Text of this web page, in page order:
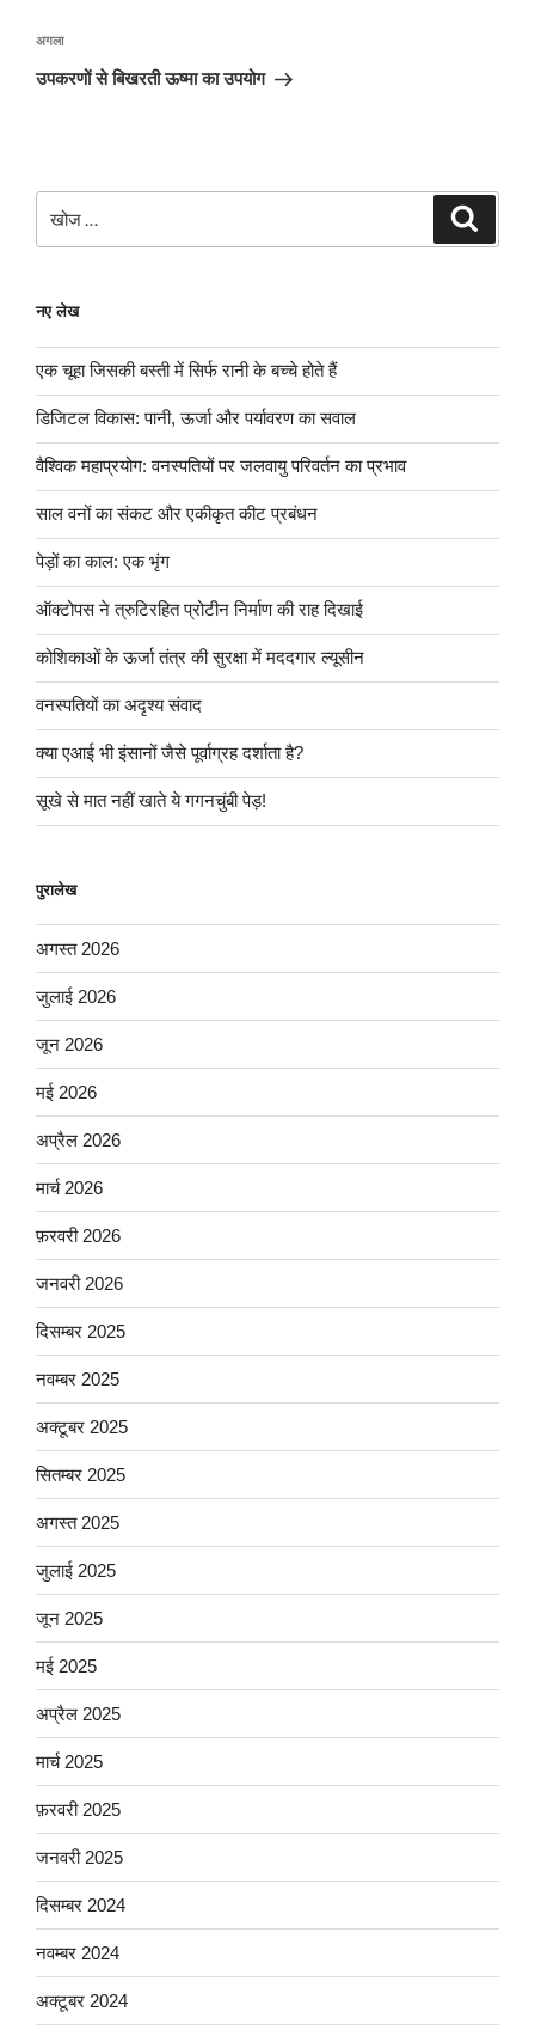
अगली
पोस्ट
अगला
उपकरणों से बिखरती ऊष्मा का उपयोग
खोजे
नए लेख
एक चूहा जिसकी बस्ती में सिर्फ रानी के बच्चे होते हैं
डिजिटल विकास: पानी, ऊर्जा और पर्यावरण का सवाल
वैश्विक महाप्रयोग: वनस्पतियों पर जलवायु परिवर्तन का प्रभाव
साल वनों का संकट और एकीकृत कीट प्रबंधन
पेड़ों का काल: एक भृंग
ऑक्टोपस ने त्रुटिरहित प्रोटीन निर्माण की राह दिखाई
कोशिकाओं के ऊर्जा तंत्र की सुरक्षा में मददगार ल्यूसीन
वनस्पतियों का अदृश्य संवाद
क्या एआई भी इंसानों जैसे पूर्वाग्रह दर्शाता है?
सूखे से मात नहीं खाते ये गगनचुंबी पेड़!
पुरालेख
अगस्त 2026
जुलाई 2026
जून 2026
मई 2026
अप्रैल 2026
मार्च 2026
फ़रवरी 2026
जनवरी 2026
दिसम्बर 2025
नवम्बर 2025
अक्टूबर 2025
सितम्बर 2025
अगस्त 2025
जुलाई 2025
जून 2025
मई 2025
अप्रैल 2025
मार्च 2025
फ़रवरी 2025
जनवरी 2025
दिसम्बर 2024
नवम्बर 2024
अक्टूबर 2024